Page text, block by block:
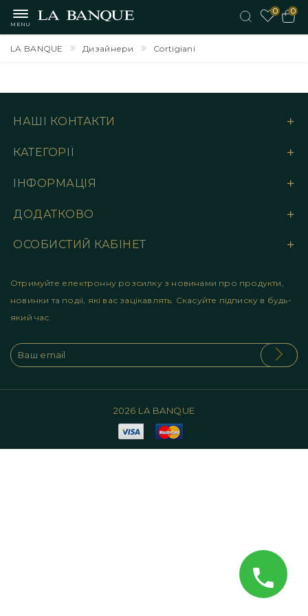
MENU
0
0
LA BANQUE Дизайнери Cortigiani
НАШІ КОНТАКТИ
КАТЕГОРІЇ
ІНФОРМАЦІЯ
ДОДАТКОВО
ОСОБИСТИЙ КАБІНЕТ
Отримуйте електронну розсилку з новинами про продукти,
новинки та події, які вас зацікавлять. Скасуйте підписку в будь-
який час.
2026 LA BANQUE